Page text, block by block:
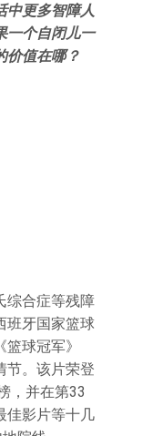
中更多智障人
一个自闭儿一
价值在哪？
综合症等残障
班牙国家篮球
球冠军》
节。该片荣登
，并在第33
佳影片等十几